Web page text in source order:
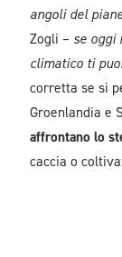
angoli del
Zogli – se oggi
climatico ti
corretta se si
Groenlandia e
affrontano lo
caccia o